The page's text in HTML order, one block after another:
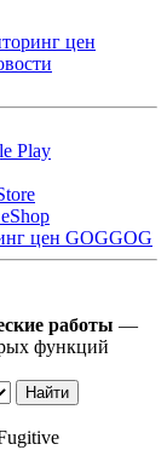
цен
Play
GOG
работы —
функций